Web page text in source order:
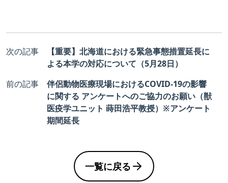
次の記事
【重要】北海道における緊急事態措置延長に
よる本学の対応について（5月28日）
前の記事
伴侶動物医療現場におけるCOVID-19の影響
に関する アンケートへのご協力のお願い（獣
医疫学ユニット 蒔田浩平教授）※アンケート
期間延長
一覧に戻る